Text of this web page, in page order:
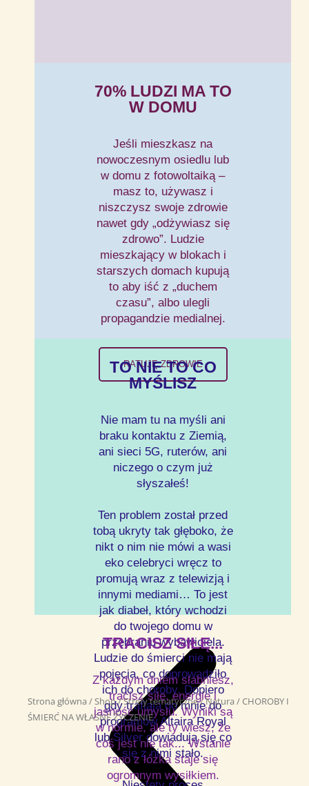
70% LUDZI MA TO
W DOMU
Jeśli mieszkasz na
nowoczesnym osiedlu lub
w domu z fotowoltaiką –
masz to, używasz i
niszczysz swoje zdrowie
nawet gdy „odżywiasz się
zdrowo”. Ludzie
mieszkający w blokach i
starszych domach kupują
to aby iść z „duchem
czasu”, albo ulegli
propagandzie medialnej.
RATUJĘ ZDROWIE
TO NIE TO CO
MYŚLISZ
Nie mam tu na myśli ani
braku kontaktu z Ziemią,
ani sieci 5G, ruterów, ani
niczego o czym już
słyszałeś!
Ten problem został przed
tobą ukryty tak głęboko, że
nikt o nim nie mówi a wasi
eko celebryci wręcz to
promują wraz z telewizją i
innymi mediami… To jest
jak diabeł, który wchodzi
do twojego domu w
przebraniu wybawiciela.
Ludzie do śmierci nie mają
pojęcia, co doprowadziło
ich do choroby. Dopiero
gdy trafiają do mnie do
programów Altaira Royal
lub Silver dowiadują się co
się z nimi stało.
TRACISZ SIŁĘ...
Z każdym dniem słabniesz,
tracisz siłę, energie i
jasność umysłu. Wyniki są
w normie, ale ty wiesz, że
coś jest nie tak... Wstanie
rano z łóżka staje się
ogromnym wysiłkiem.
Strona główna /Shop/Strefy tematyczne/Natura / CHOROBY I
ŚMIERĆ NA WŁASNE ŻYCZENIE